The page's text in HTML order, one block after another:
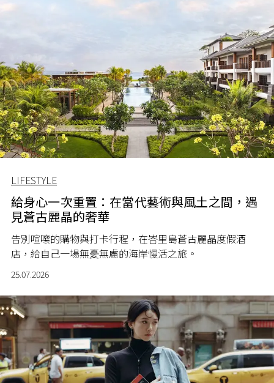
LIFESTYLE
給身心一次重置：在當代藝術與風土之間，遇
見蒼古麗晶的奢華
告別喧嚷的購物與打卡行程，在峇里島蒼古麗晶度假酒
店，給自己一場無憂無慮的海岸慢活之旅。
25.07.2026